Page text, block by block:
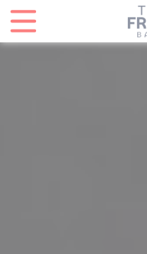
Panneau de gestion des cookies